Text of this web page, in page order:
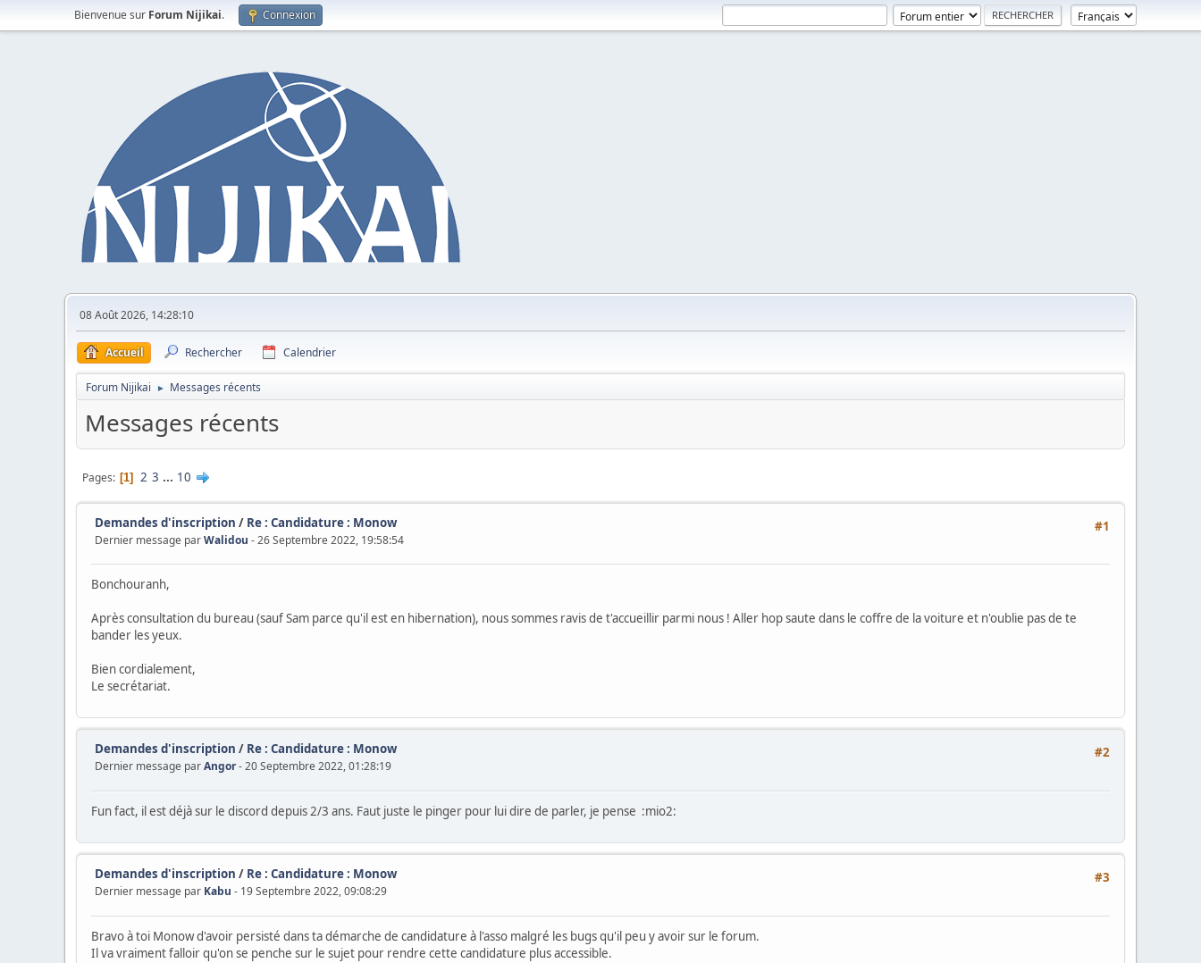
Bienvenue sur Forum Nijikai. Connexion
08 Août 2026, 14:28:10
Accueil Rechercher Calendrier
Forum Nijikai ► Messages récents
Messages récents
Pages 1 2 3 ... 10
#1
Demandes d'inscription / Re : Candidature : Monow
Dernier message parWalidou - 26 Septembre 2022, 19:58:54
Bonchouranh,
Après consultation du bureau (sauf Sam parce qu'il est en hibernation), nous sommes ravis de t'accueillir parmi nous ! Aller hop saute dans le coffre de la voiture et n'oublie pas de te
bander les yeux.
Bien cordialement,
Le secrétariat.
#2
Demandes d'inscription / Re : Candidature : Monow
Dernier message parAngor- 20 Septembre 2022, 01:28:19
Fun fact, il est déjà sur le discord depuis 2/3 ans. Faut juste le pinger pour lui dire de parler, je pense :mio2:
#3
Demandes d'inscription / Re : Candidature : Monow
Dernier message par Kabu - 19 Septembre 2022, 09:08:29
Bravo à toi Monow d'avoir persisté dans ta démarche de candidature à l'asso malgré les bugs qu'il peu y avoir sur le forum.
Il va vraiment falloir qu'on se penche sur le sujet pour rendre cette candidature plus accessible.